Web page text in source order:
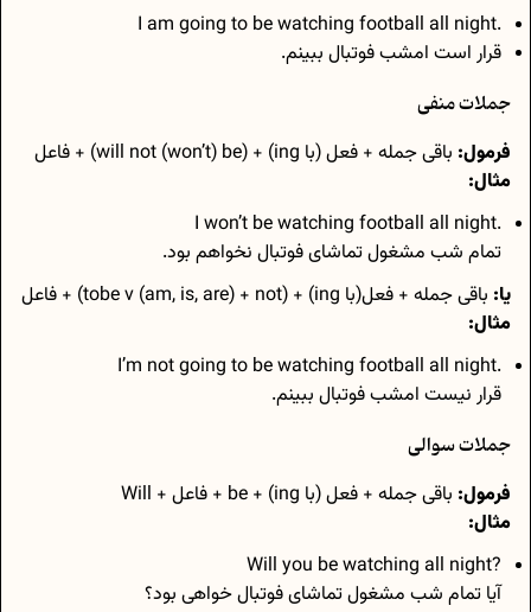
.I am going to be watching football all night
قرار است امشب فوتبال ببینم.
جملات منفی
فرمول: باقی جمله + فعل (با ing) + (will not (won’t) be) + فاعل
مثال:
.I won’t be watching football all night
تمام شب مشغول تماشای فوتبال نخواهم بود.
یا: باقی جمله + فعل(با ing) + (tobe v (am, is, are) + not) + فاعل
مثال:
.I’m not going to be watching football all night
قرار نیست امشب فوتبال ببینم.
جملات سوالی
فرمول: باقی جمله + فعل (با ing) + be + فاعل + Will
مثال:
?Will you be watching all night
آیا تمام شب مشغول تماشای فوتبال خواهی بود؟